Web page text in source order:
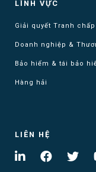
LĨNH VỰC
Giải quyết Tranh chấp
Doanh nghiệp &
Bảo hiểm & tái bảo
Hàng hải
LIÊN HỆ